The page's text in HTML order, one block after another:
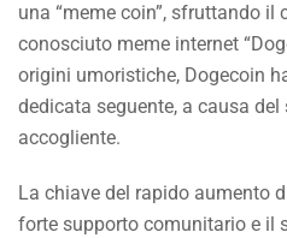
una “meme coin”, sfruttando il
conosciuto meme internet
origini umoristiche, Dogecoin
dedicata seguente, a causa
accogliente.
La chiave del rapido aumento
forte supporto comunitario e il